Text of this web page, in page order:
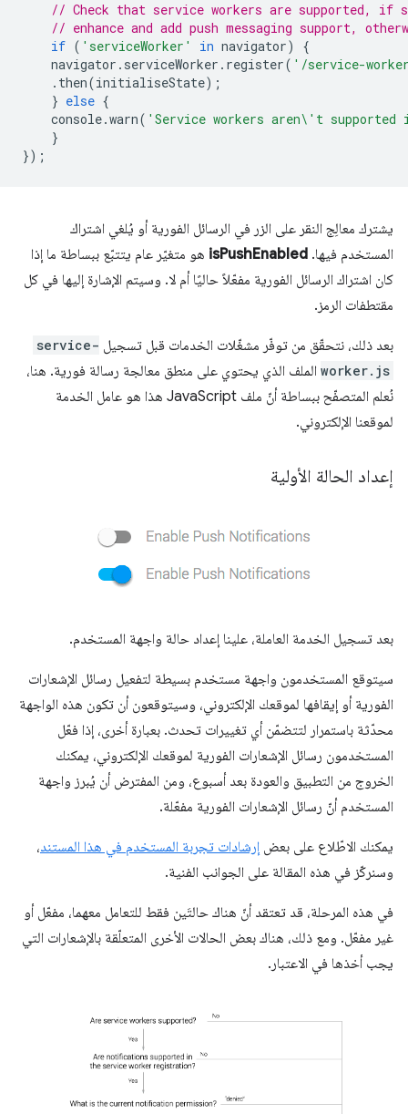
// Check that service workers are supported, if
// enhance and add push messaging support,
if ( 'serviceWorker' in navigator)
{
navigator . serviceWorker . register( '/service-
. then(initialiseState);
} else {
console.warn( 'Service workers aren\'t
}
});
يشترك معالِج النقر على الزر في الرسائل الفورية أو يُلغي اشتراك
المستخدم فيها. isPushEnabled هو متغيّر عام يتتبّع ببساطة ما إذا
كان اشتراك الرسائل الفورية مفعّلاً حاليًا أم لا. وسيتم الإشارة إليها في كل
مقتطفات الرمز.
بعد ذلك، نتحقّق من توفّر مشغّلات الخدمات قبل تسجيل service-
worker.js الملف الذي يحتوي على منطق معالجة رسالة فورية. هنا،
نُعلم المتصفّح ببساطة أنّ ملف JavaScript هذا هو عامل الخدمة
لموقعنا الإلكتروني.
إعداد الحالة الأولية
بعد تسجيل الخدمة العاملة، علينا إعداد حالة واجهة المستخدم.
سيتوقع المستخدمون واجهة مستخدم بسيطة لتفعيل رسائل الإشعارات
الفورية أو إيقافها لموقعك الإلكتروني، وسيتوقعون أن تكون هذه الواجهة
محدّثة باستمرار لتتضمّن أي تغييرات تحدث. بعبارة أخرى، إذا فعّل
المستخدمون رسائل الإشعارات الفورية لموقعك الإلكتروني، يمكنك
الخروج من التطبيق والعودة بعد أسبوع، ومن المفترض أن يُبرز واجهة
المستخدم أنّ رسائل الإشعارات الفورية مفعّلة.
يمكنك الاطّلاع على بعض إرشادات تجربة المستخدم في هذا المستند،
وسنركّز في هذه المقالة على الجوانب الفنية.
في هذه المرحلة، قد تعتقد أنّ هناك حالتَين فقط للتعامل معهما، مفعّل أو
غير مفعّل. ومع ذلك، هناك بعض الحالات الأخرى المتعلّقة بالإشعارات التي
يجب أخذها في الاعتبار.